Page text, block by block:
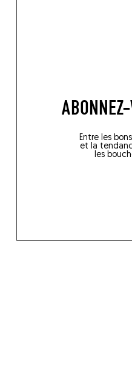
Entre les
et la
les